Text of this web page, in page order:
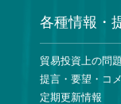
各種情報・
貿易投資上の問
提言・要望・コ
定期更新情報